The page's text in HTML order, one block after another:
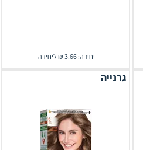
יחידה: 3.66 ₪ ליחידה
גרנייה